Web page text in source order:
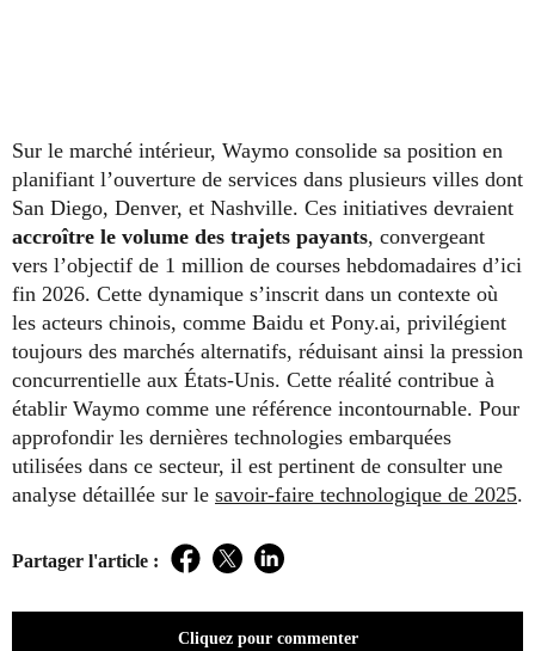
Sur le marché intérieur, Waymo consolide sa position en
planifiant l’ouverture de services dans plusieurs villes dont
San Diego, Denver, et Nashville. Ces initiatives devraient
accroître le volume des trajets payants, convergeant
vers l’objectif de 1 million de courses hebdomadaires d’ici
fin 2026. Cette dynamique s’inscrit dans un contexte où
les acteurs chinois, comme Baidu et Pony.ai, privilégient
toujours des marchés alternatifs, réduisant ainsi la pression
concurrentielle aux États-Unis. Cette réalité contribue à
établir Waymo comme une référence incontournable. Pour
approfondir les dernières technologies embarquées
utilisées dans ce secteur, il est pertinent de consulter une
analyse détaillée sur le savoir-faire technologique de 2025.
Partager l'article : Facebook
TwitterLinkedIn
Cliquez pour commenter